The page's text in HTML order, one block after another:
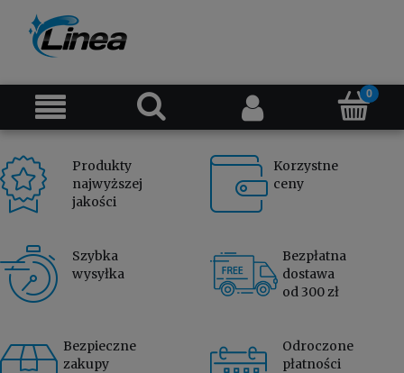
Produkty
najwyższej
jakości
Korzystne
ceny
Szybka
wysyłka
Bezpłatna
dostawa
od 300 zł
Bezpieczne
zakupy
Odroczone
płatności